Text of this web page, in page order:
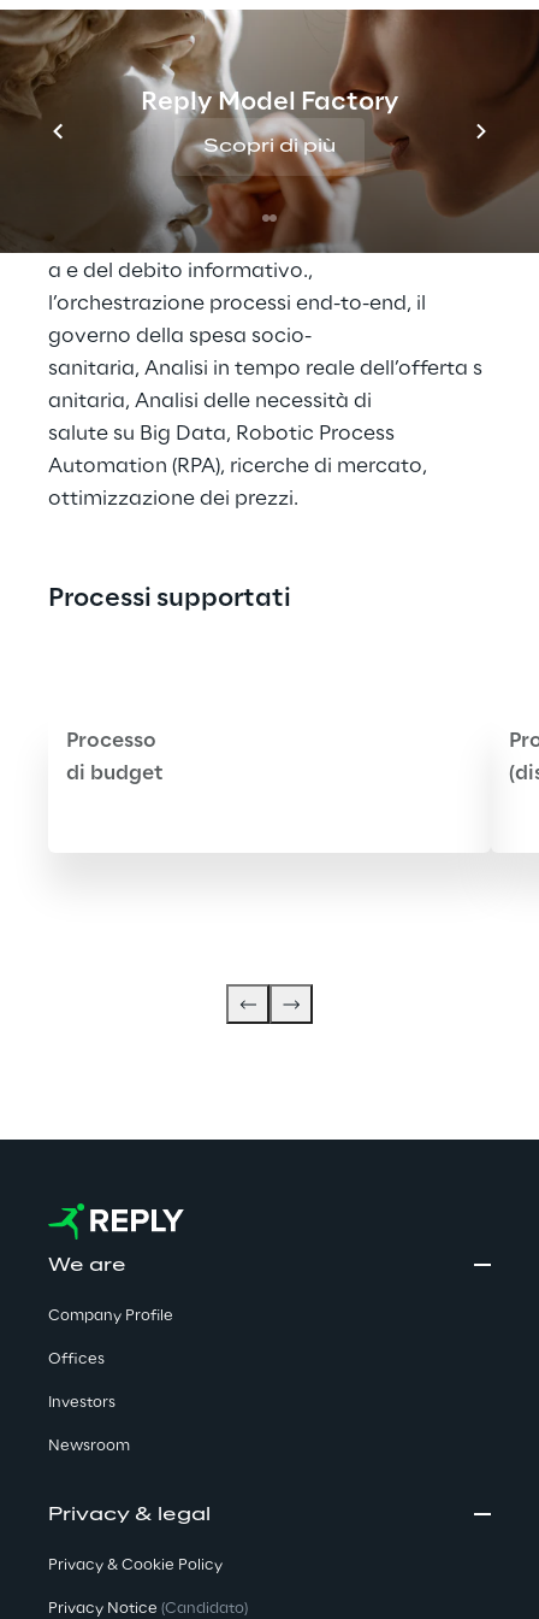
Reply Model Factory
Scopri di più
La soluzione di Reply
La soluzione Reply è stata verticalizzata in
modo da garantire la completa copertura
sia rispetto all'organizzazione Territoriale
(Regione) sia alla tipologia di Azienda
Sanitaria (Pubblica/Privata), puntando sulla
Gestione amministrativa dell’offerta sanitari
a e del debito informativo.,
l’orchestrazione processi end-to-end, il
governo della spesa socio-
sanitaria, Analisi in tempo reale dell’offerta s
anitaria, Analisi delle necessità di
salute su Big Data, Robotic Process
Automation (RPA), ricerche di mercato,
ottimizzazione dei prezzi.
Processi supportati
Processo
di budget
We are
Company Profile
Offices
Investors
Newsroom
Privacy & legal
Privacy & Cookie Policy
Privacy Notice (Candidato)